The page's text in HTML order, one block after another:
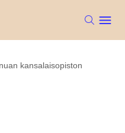
kansalaisopiston